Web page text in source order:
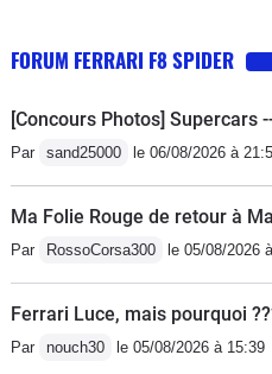
FORUM FERRARI F8 SPIDER
[Concours Photos] Supercars
Par sand25000 le 06/08/2026 à
Ma Folie Rouge de retour à
Par RossoCorsa300 le 05/08/2026
Ferrari Luce, mais pourquoi
Par nouch30 le 05/08/2026 à 15:39